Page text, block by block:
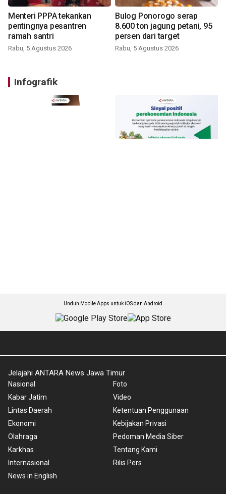
Menteri PPPA tekankan
pentingnya pesantren
ramah santri
Rabu, 5 Agustus 2026
Bulog Ponorogo serap
8.600 ton jagung petani, 95
persen dari target
Rabu, 5 Agustus 2026
Infografik
Unduh Mobile Apps untuk iOS dan Android
Jelajahi ANTARA News Jawa Timur
Nasional
Kabar Jatim
Lintas Daerah
Ekonomi
Olahraga
Karkhas
Internasional
News in English
Foto
Video
Ketentuan Penggunaan
Kebijakan Privasi
Pedoman Media Siber
Tentang Kami
Rilis Pers